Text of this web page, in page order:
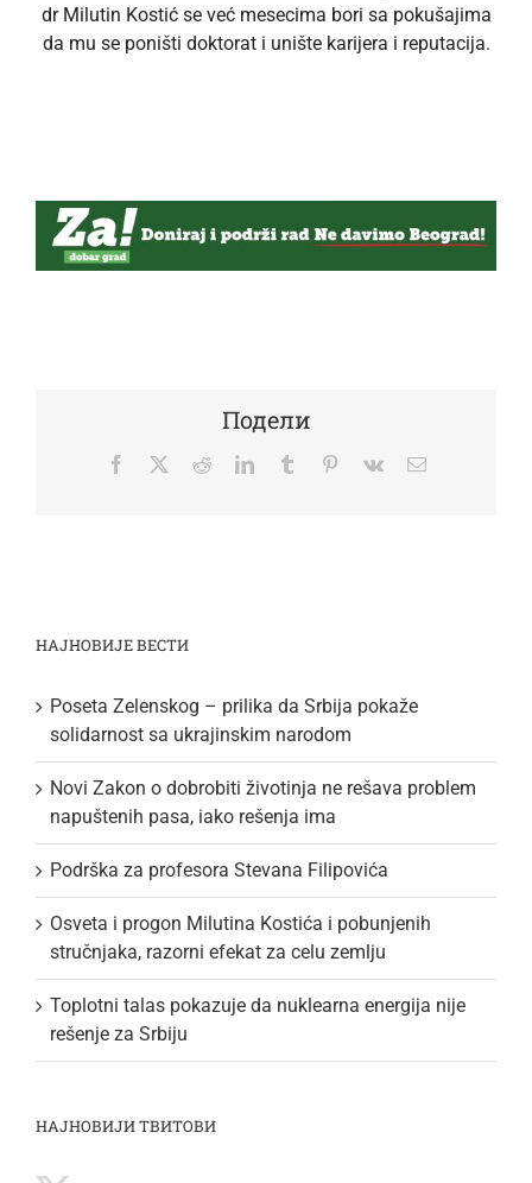
dr Milutin Kostić se već mesecima bori sa pokušajima
da mu se poništi doktorat i unište karijera i reputacija.
Подели
Facebook
TwitterRedditLinkedInTumblr Pinterest
Vk Email
НАЈНОВИЈЕ ВЕСТИ
Poseta Zelenskog – prilika da Srbija pokaže
solidarnost sa ukrajinskim narodom
Novi Zakon o dobrobiti životinja ne rešava problem
napuštenih pasa, iako rešenja ima
Podrška za profesora Stevana Filipovića
Osveta i progon Milutina Kostića i pobunjenih
stručnjaka, razorni efekat za celu zemlju
Toplotni talas pokazuje da nuklearna energija nije
rešenje za Srbiju
НАЈНОВИЈИ ТВИТОВИ